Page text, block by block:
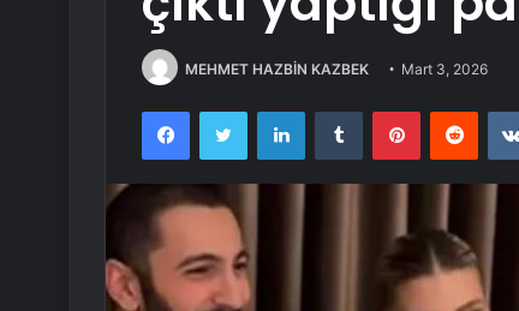
MEHMET HAZBİN KAZBEK Mart 3, 2026
FacebookTwitter LinkedInTumblr Pinterest